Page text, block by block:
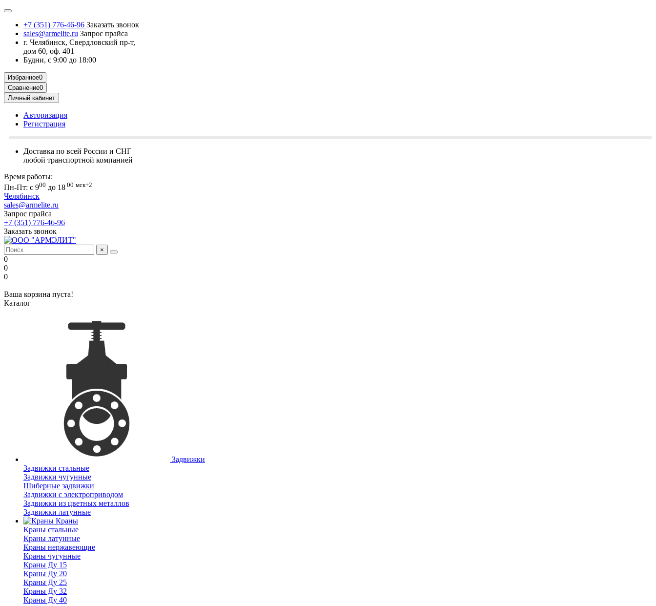
+7 (351) 776-46-96 Заказать звонок
sales@armelite.ru Запрос прайса
г. Челябинск, Свердловский пр-т,
дом 60, оф. 401
Будни, с 9:00 до 18:00
Избранное0
Сравнение0
Личный кабинет
Авторизация
Регистрация
Доставка по всей России и СНГ
любой транспортной компанией
Время работы:
Пн-Пт: с 900 до 18 00 мск+2
Челябинск
sales@armelite.ru
Запрос прайса
+7 (351) 776-46-96
Заказать звонок
×
0
0
0
Ваша корзина пуста!
Каталог
Задвижки
Задвижки стальные
Задвижки чугунные
Шиберные задвижки
Задвижки с электроприводом
Задвижки из цветных металлов
Задвижки латунные
Краны
Краны стальные
Краны латунные
Краны нержавеющие
Краны чугунные
Краны Ду 15
Краны Ду 20
Краны Ду 25
Краны Ду 32
Краны Ду 40